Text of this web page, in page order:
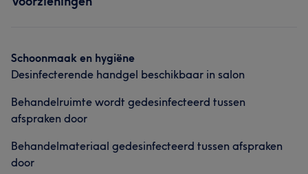
Uitzonderlijk 66 Professioneel
Nagels
Wat onze klanten zeggen over Fabiana
Uitzonderlijk Professioneel
Getalenteerd 31
Schoonmaak en hygiëne
Desinfecterende handgel beschikbaar in salon
Behandelruimte wordt gedesinfecteerd tussen
afspraken door
Behandelmateriaal gedesinfecteerd tussen afspraken
door